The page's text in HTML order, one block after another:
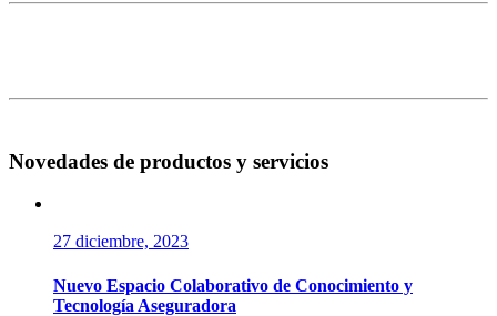
Novedades de productos y servicios
27 diciembre, 2023
Nuevo Espacio Colaborativo de Conocimiento y
Tecnología Aseguradora